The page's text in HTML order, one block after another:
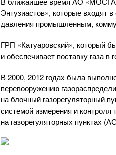
Энтузиастов», которые входят
давления промышленным,
ГРП «Катуаровский», который
и обеспечивает поставку газа
В 2000, 2012 годах была
перевооружению
на блочный газорегуляторный
системой измерения и контроля
на газорегуляторных пунктах